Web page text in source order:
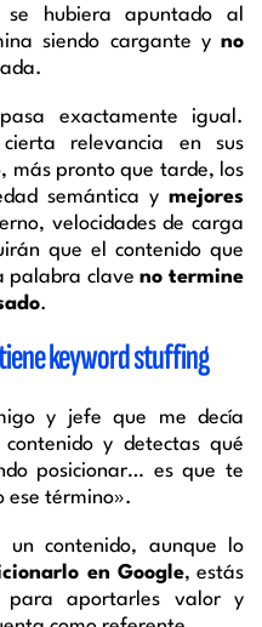
hubiera apuntado al
siendo cargante y no
exactamente igual.
relevancia en sus
más pronto que tarde, los
semántica y mejores
velocidades de carga
que el contenido que
palabra clave no termine
.
keyword stuffing
y jefe que me decía
y detectas qué
posicionar… es que te
ese término».
un contenido, aunque lo
en Google, estás
para aportarles valor y